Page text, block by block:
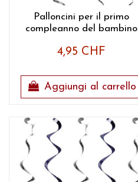
Palloncini per il primo
compleanno del bambino
4,95 CHF
Aggiungi al carrello